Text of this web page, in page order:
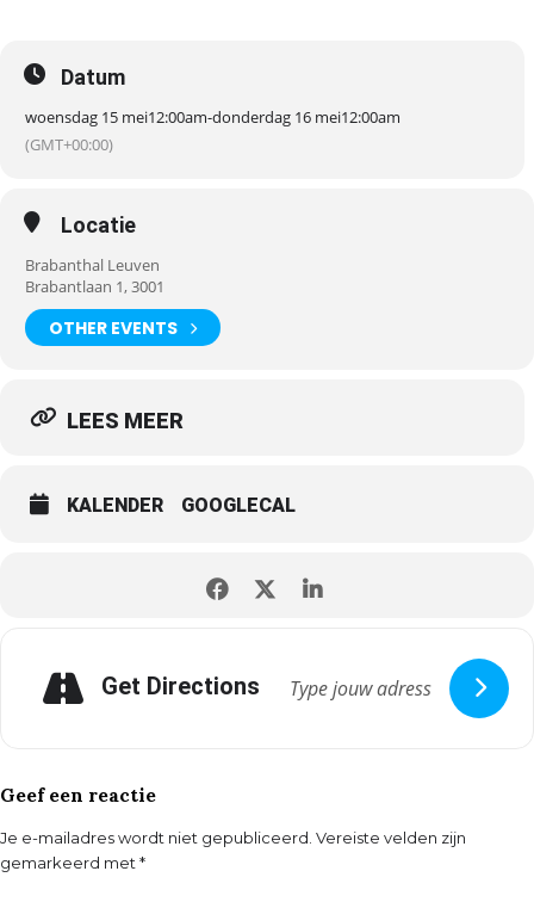
Datum
woensdag 15 mei12:00am-donderdag 16 mei12:00am
(GMT+00:00)
Locatie
Brabanthal Leuven
Brabantlaan 1, 3001
OTHER EVENTS
LEES MEER
KALENDER GOOGLECAL
Get Directions
Geef een reactie
Je e-mailadres wordt niet gepubliceerd. Vereiste velden zijn
gemarkeerd met *